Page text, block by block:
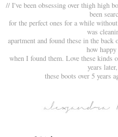
// I've been obsessing over thigh high
been
for the perfect ones for a while
was
apartment and found these in the
how
when I found them. Love these kinds
years
these boots over 5 years